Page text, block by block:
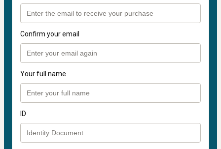
Confirm your email
Your full name
ID